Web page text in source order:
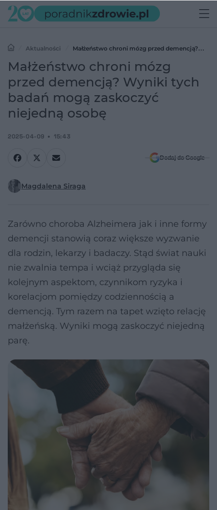
Aktualności
Małżeństwo chroni mózg przed demencją?
Wyniki tych badań mogą zaskoczyć niejedną osobę
Małżeństwo chroni mózg
przed demencją? Wyniki tych
badań mogą zaskoczyć
niejedną osobę
2025-04-09 15:43
Dodaj do Google
Magdalena Siraga
Zarówno choroba Alzheimera jak i inne formy
demencji stanowią coraz większe wyzwanie
dla rodzin, lekarzy i badaczy. Stąd świat nauki
nie zwalnia tempa i wciąż przygląda się
kolejnym aspektom, czynnikom ryzyka i
korelacjom pomiędzy codziennością a
demencją. Tym razem na tapet wzięto relację
małżeńską. Wyniki mogą zaskoczyć niejedną
parę.